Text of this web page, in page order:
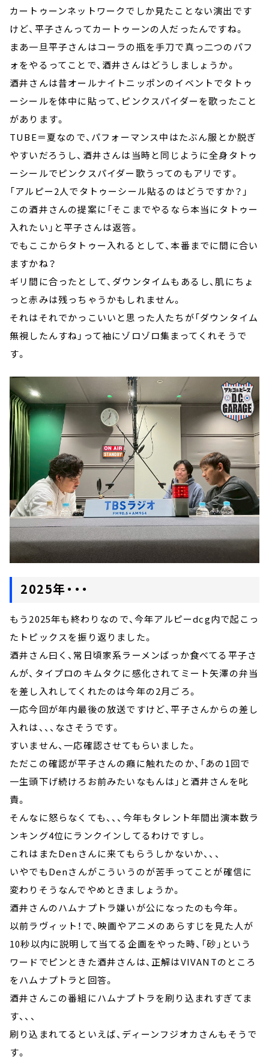
カートゥーンネットワークでしか見たことない演出です
けど、平子さんってカートゥーンの人だったんですね。
まあ一旦平子さんはコーラの瓶を手刀で真っ二つのパフ
ォをやるってことで、酒井さんはどうしましょうか。
酒井さんは昔オールナイトニッポンのイベントでタトゥ
ーシールを体中に貼って、ピンクスパイダーを歌ったこと
があります。
TUBE＝夏なので、パフォーマンス中はたぶん服とか脱ぎ
やすいだろうし、酒井さんは当時と同じように全身タトゥ
ーシールでピンクスパイダー歌うってのもアリです。
「アルピー2人でタトゥーシール貼るのはどうですか？」
この酒井さんの提案に「そこまでやるなら本当にタトゥー
入れたい」と平子さんは返答。
でもここからタトゥー入れるとして、本番までに間に合い
ますかね？
ギリ間に合ったとして、ダウンタイムもあるし、肌にちょ
っと赤みは残っちゃうかもしれません。
それはそれでかっこいいと思った人たちが「ダウンタイム
無視したんすね」って袖にゾロゾロ集まってくれそうで
す。
2025年・・・
もう2025年も終わりなので、今年アルピーdcg内で起こっ
たトピックスを振り返りました。
酒井さん曰く、常日頃家系ラーメンばっか食べてる平子さ
んが、タイプロのキムタクに感化されてミート矢澤の弁当
を差し入れしてくれたのは今年の2月ごろ。
一応今回が年内最後の放送ですけど、平子さんからの差し
入れは、、、なさそうです。
すいません、一応確認させてもらいました。
ただこの確認が平子さんの癪に触れたのか、「あの1回で
一生頭下げ続けろお前みたいなもんは」と酒井さんを叱
責。
そんなに怒らなくても、、、今年もタレント年間出演本数ラ
ンキング4位にランクインしてるわけですし。
これはまたDenさんに来てもらうしかないか、、、
いやでもDenさんがこういうのが苦手ってことが確信に
変わりそうなんでやめときましょうか。
酒井さんのハムナプトラ嫌いが公になったのも今年。
以前ラヴィット！で、映画やアニメのあらすじを見た人が
10秒以内に説明して当てる企画をやった時、「砂」という
ワードでピンときた酒井さんは、正解はVIVANTのところ
をハムナプトラと回答。
酒井さんこの番組にハムナプトラを刷り込まれすぎてま
す、、、
刷り込まれてるといえば、ディーンフジオカさんもそうで
す。